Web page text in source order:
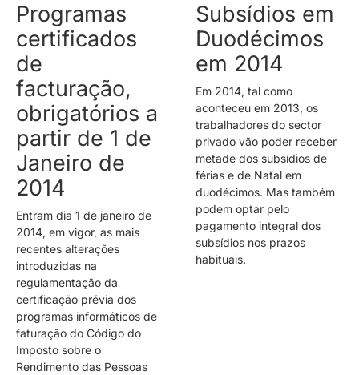
Programas
certificados
de
facturação,
obrigatórios a
partir de 1 de
Janeiro de
2014
Entram dia 1 de janeiro de
2014, em vigor, as mais
recentes alterações
introduzidas na
regulamentação da
certificação prévia dos
programas informáticos de
faturação do Código do
Imposto sobre o
Rendimento das Pessoas
Subsídios em
Duodécimos
em 2014
Em 2014, tal como
aconteceu em 2013, os
trabalhadores do sector
privado vão poder receber
metade dos subsídios de
férias e de Natal em
duodécimos. Mas também
podem optar pelo
pagamento integral dos
subsídios nos prazos
habituais.